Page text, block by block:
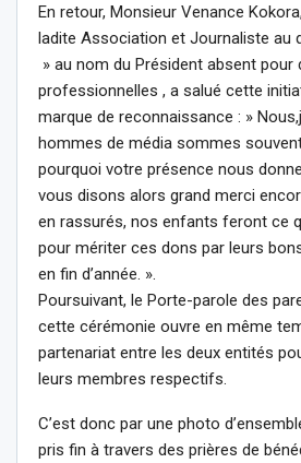
En retour, Monsieur Venance
ladite Association et Journaliste au
» au nom du Président absent pour
professionnelles , a salué cette
marque de reconnaissance : »
hommes de média sommes
pourquoi votre présence nous
vous disons alors grand merci
en rassurés, nos enfants feront ce
pour mériter ces dons par leurs
en fin d’année. ».
Poursuivant, le Porte-parole des
cette cérémonie ouvre en même
partenariat entre les deux entités
leurs membres respectifs.
C’est donc par une photo
pris fin à travers des prières de